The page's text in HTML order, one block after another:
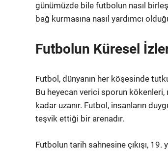
günümüzde bile futbolun nasıl
bağ kurmasına nasıl yardımcı
Futbolun Küresel
Futbol, dünyanın her köşesinde
Bu heyecan verici sporun
kadar uzanır. Futbol, insanların
teşvik ettiği bir arenadır.
Futbolun tarih sahnesine çıkışı,